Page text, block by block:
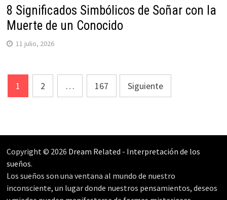
8 Significados Simbólicos de Soñar con la
Muerte de un Conocido
11 julio, 2026
Navegación
de
1 2 … 167 Siguiente
Copyright © 2026 Dream Related - Interpretación de los
sueños.
Los sueños son una ventana al mundo de nuestro
inconsciente, un lugar donde nuestros pensamientos, deseos